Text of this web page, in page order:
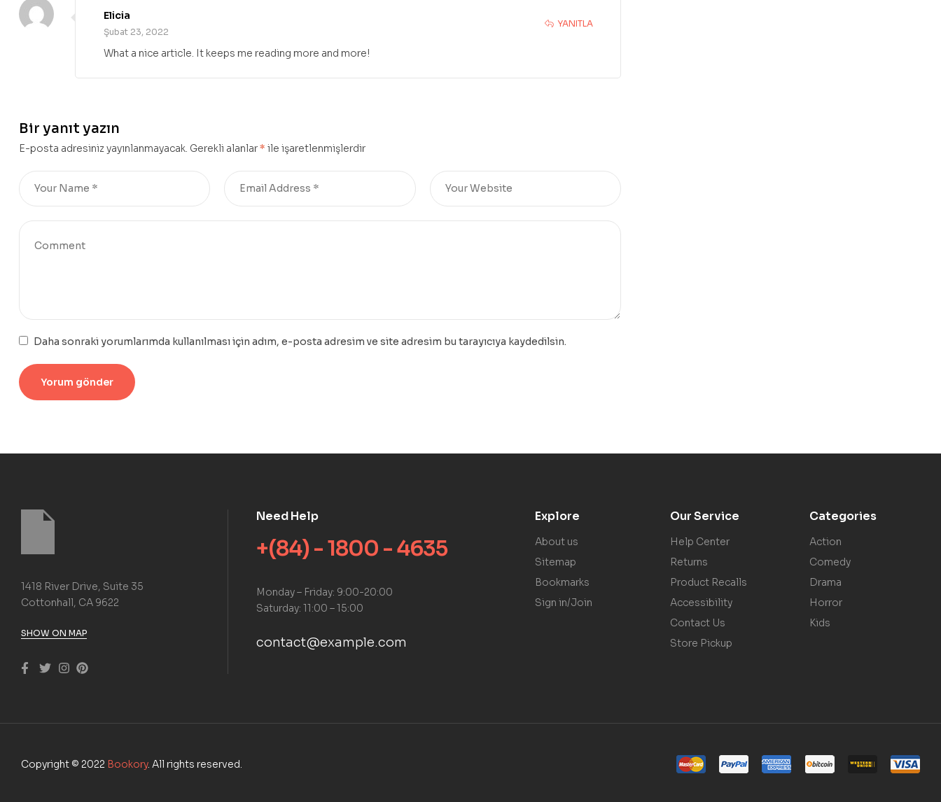
Elicia
Şubat 23, 2022
YANITLA
What a nice article. It keeps me reading more and more!
Bir yanıt yazın
E-posta adresiniz yayınlanmayacak. Gerekli alanlar* ile işaretlenmişlerdir
Daha sonraki yorumlarımda kullanılması için adım, e-posta adresim ve site adresim bu tarayıcıya kaydedilsin.
1418 River Drive, Suite 35
Cottonhall, CA 9622
SHOW ON MAP
Need Help
+(84) - 1800 - 4635
Monday – Friday: 9:00-20:00
Saturday: 11:00 – 15:00
contact@example.com
Explore
About us
Sitemap
Bookmarks
Sign in/Join
Our Service
Help Center
Returns
Product Recalls
Accessibility
Contact Us
Store Pickup
Categories
Action
Comedy
Drama
Horror
Kids
Copyright © 2022 Bookory. All rights reserved.